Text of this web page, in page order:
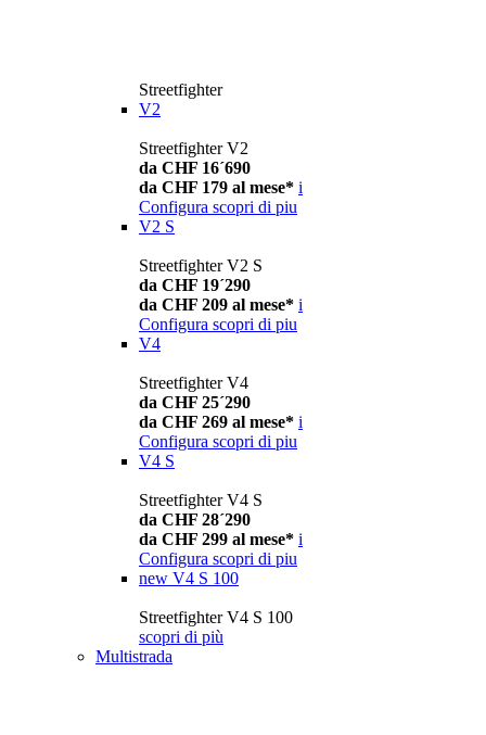
Streetfighter
V2
Streetfighter V2
da CHF 16´690
da CHF 179 al mese* i
Configura scopri di piu
V2 S
Streetfighter V2 S
da CHF 19´290
da CHF 209 al mese* i
Configura scopri di piu
V4
Streetfighter V4
da CHF 25´290
da CHF 269 al mese* i
Configura scopri di piu
V4 S
Streetfighter V4 S
da CHF 28´290
da CHF 299 al mese* i
Configura scopri di piu
new V4 S 100
Streetfighter V4 S 100
scopri di più
Multistrada